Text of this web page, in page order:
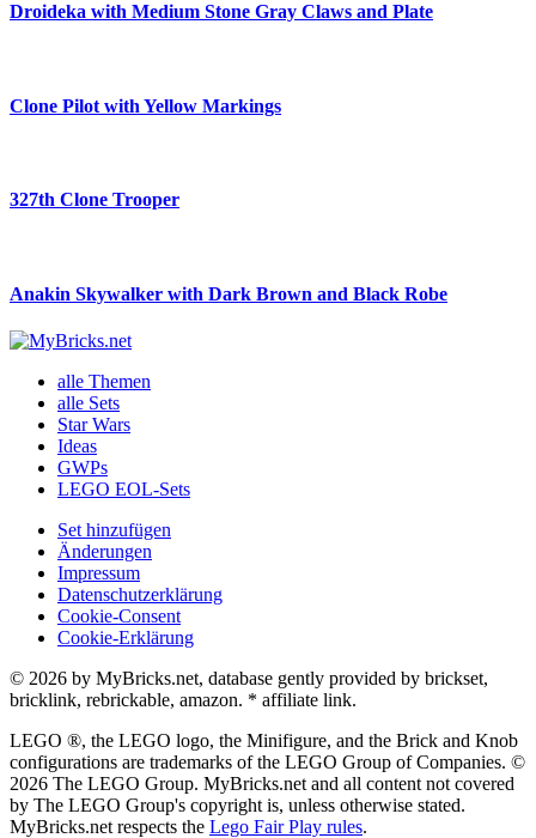
Droideka with Medium Stone Gray Claws and Plate
Clone Pilot with Yellow Markings
327th Clone Trooper
Anakin Skywalker with Dark Brown and Black Robe
alle Themen
alle Sets
Star Wars
Ideas
GWPs
LEGO EOL-Sets
Set hinzufügen
Änderungen
Impressum
Datenschutzerklärung
Cookie-Consent
Cookie-Erklärung
© 2026 by MyBricks.net, database gently provided by brickset,
bricklink, rebrickable, amazon. * affiliate link.
LEGO ®, the LEGO logo, the Minifigure, and the Brick and Knob
configurations are trademarks of the LEGO Group of Companies. ©
2026 The LEGO Group. MyBricks.net and all content not covered
by The LEGO Group's copyright is, unless otherwise stated.
MyBricks.net respects the Lego Fair Play rules.